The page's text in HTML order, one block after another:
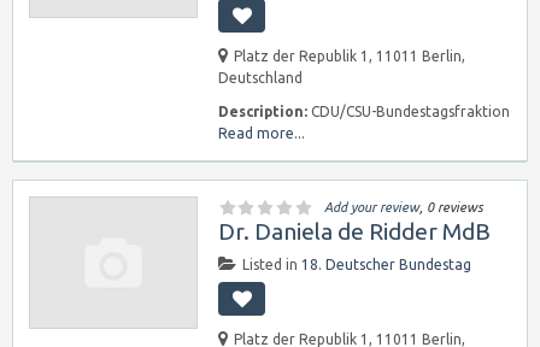
Platz der Republik 1, 11011 Berlin,
Deutschland
Description: CDU/CSU-Bundestagsfraktion
Read more...
Add your review, 0 reviews
Dr. Daniela de Ridder MdB
Listed in 18. Deutscher Bundestag
Platz der Republik 1, 11011 Berlin,